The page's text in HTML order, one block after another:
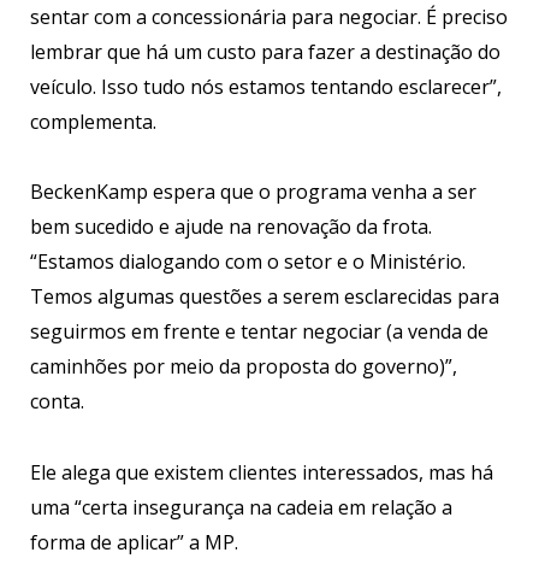
sentar com a concessionária para negociar. É preciso
lembrar que há um custo para fazer a destinação do
veículo. Isso tudo nós estamos tentando esclarecer”,
complementa.
BeckenKamp espera que o programa venha a ser
bem sucedido e ajude na renovação da frota.
“Estamos dialogando com o setor e o Ministério.
Temos algumas questões a serem esclarecidas para
seguirmos em frente e tentar negociar (a venda de
caminhões por meio da proposta do governo)”,
conta.
Ele alega que existem clientes interessados, mas há
uma “certa insegurança na cadeia em relação a
forma de aplicar” a MP.